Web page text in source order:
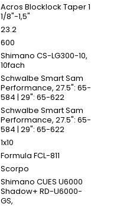
Acros Blocklock Taper 1
1/8"-1,5"
23.2
600
Shimano CS-LG300-10,
10fach
Schwalbe Smart Sam
Performance, 27.5": 65-
584 | 29": 65-622
Schwalbe Smart Sam
Performance, 27.5": 65-
584 | 29": 65-622
1x10
Formula FCL-811
Scorpo
Shimano CUES U6000
Shadow+ RD-U6000-
GS,